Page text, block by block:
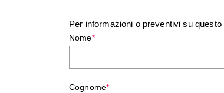
Per informazioni o preventivi su
Nome*
Cognome*